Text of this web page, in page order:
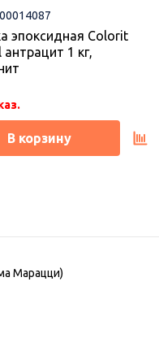
эпоксидная Colorit
антрацит 1 кг,
В корзину
Марацци)